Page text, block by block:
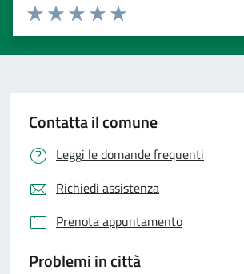
Valuta 5 stelle su 5
Valuta 4 stelle su 5
Valuta 3 stelle su 5
Valuta 2 stelle su 5
Valuta 1 stelle su 5
Contatta il comune
Leggi le domande frequenti
Richiedi assistenza
Prenota appuntamento
Problemi in città